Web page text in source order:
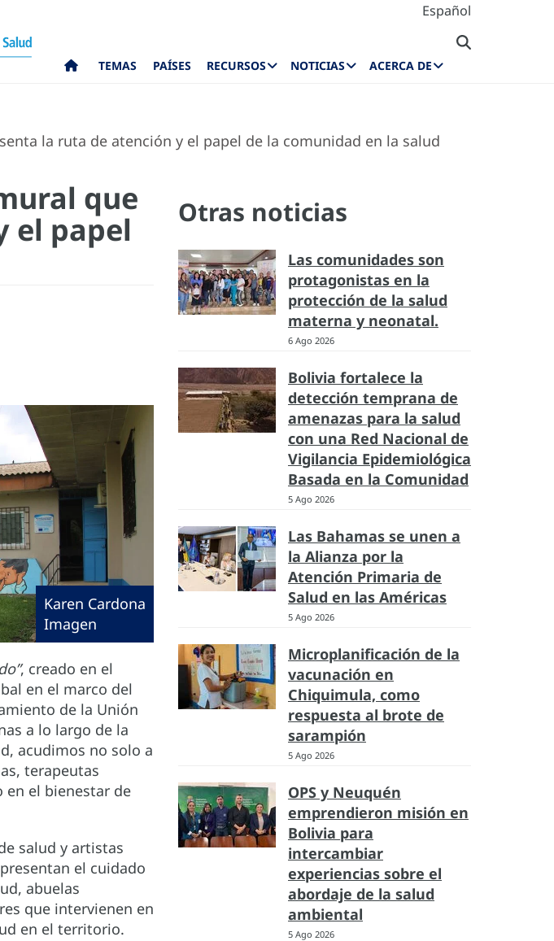
Español
TEMAS PAÍSES RECURSOS NOTICIAS ACERCA DE
la ruta de atención y el papel de la comunidad en la salud
que
el papel
Karen Cardona
Imagen
, creado en el
en el marco del
de la Unión
a lo largo de la
acudimos no solo a
terapeutas
en el bienestar de
salud y artistas
el cuidado
abuelas
que intervienen en
en el territorio.
Otras noticias
Las comunidades son
protagonistas en la
protección de la salud
materna y neonatal.
6 Ago 2026
Bolivia fortalece la
detección temprana de
amenazas para la salud
con una Red Nacional de
Vigilancia Epidemiológica
Basada en la Comunidad
5 Ago 2026
Las Bahamas se unen a
la Alianza por la
Atención Primaria de
Salud en las Américas
5 Ago 2026
Microplanificación de la
vacunación en
Chiquimula, como
respuesta al brote de
sarampión
5 Ago 2026
OPS y Neuquén
emprendieron misión en
Bolivia para
intercambiar
experiencias sobre el
abordaje de la salud
ambiental
5 Ago 2026